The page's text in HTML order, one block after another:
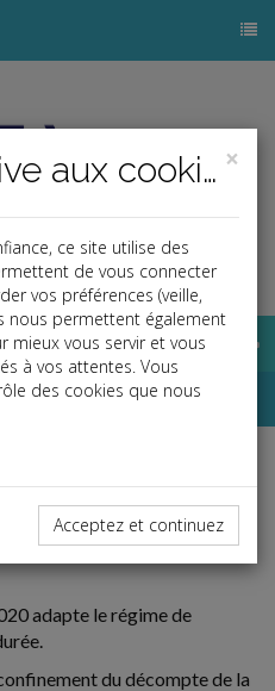
adapte le régime de
du décompte de la
×
Politique relative aux cookies
ce site utilise des
de vous connecter
vos préférences (veille,
nous permettent également
mieux vous servir et vous
à vos attentes. Vous
des cookies que nous
Acceptez et continuez